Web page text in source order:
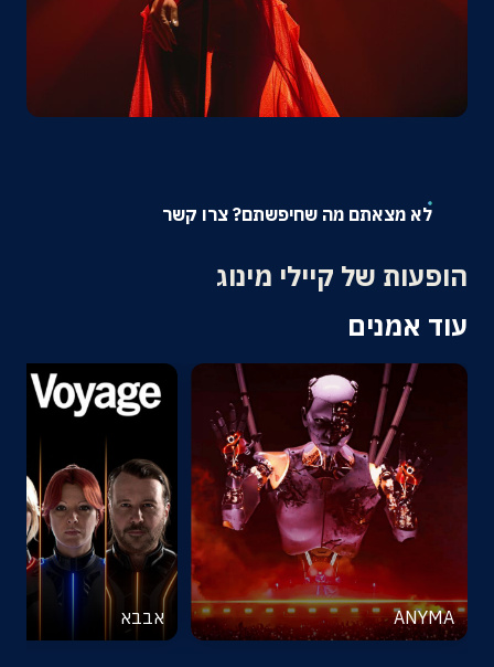
לא מצאתם מה שחיפשתם? צרו קשר
הופעות של קיילי מינוג
עוד אמנים
ANYMA אבבא